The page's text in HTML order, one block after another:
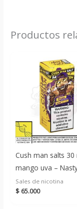
Productos
Cush man salts 30
mango uva –
Sales de nicotina
$ 65.000